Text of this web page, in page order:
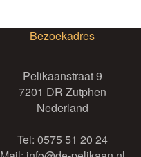
Bezoekadres
Pelikaanstraat 9
7201 DR Zutphen
Nederland
Tel: 0575 51 20 24